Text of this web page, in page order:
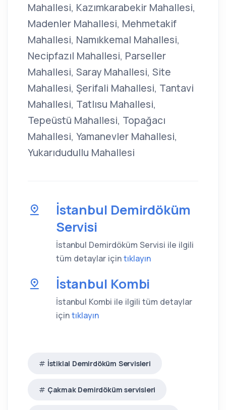
Mahallesi, Kazımkarabekir Mahallesi,
Madenler Mahallesi, Mehmetakif
Mahallesi, Namıkkemal Mahallesi,
Necipfazıl Mahallesi, Parseller
Mahallesi, Saray Mahallesi, Site
Mahallesi, Şerifali Mahallesi, Tantavi
Mahallesi, Tatlısu Mahallesi,
Tepeüstü Mahallesi, Topağacı
Mahallesi, Yamanevler Mahallesi,
Yukarıdudullu Mahallesi
İstanbul Demirdöküm
Servisi
İstanbul Demirdöküm Servisi ile ilgili
tüm detaylar içintıklayın
İstanbul Kombi
İstanbul Kombi ile ilgili tüm detaylar
içintıklayın
İstiklal Demirdöküm Servisleri
Çakmak Demirdöküm servisleri